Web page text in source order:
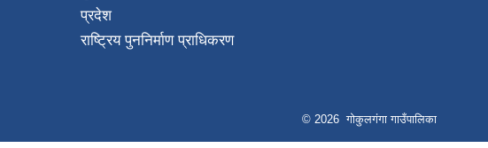
प्रदेश
राष्ट्रिय पुननिर्माण प्राधिकरण
© 2026 गोकुलगंगा गाउँपालिका